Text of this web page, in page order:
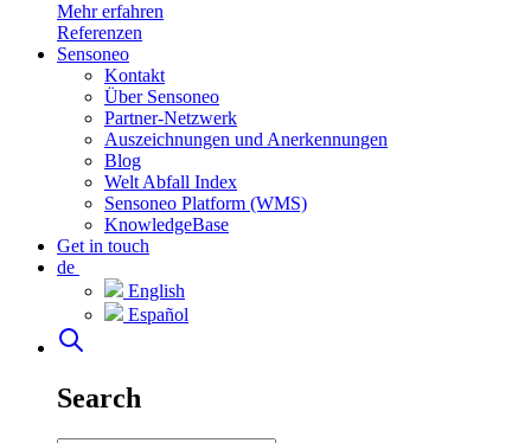
Mehr erfahren
Referenzen
Sensoneo
Kontakt
Über Sensoneo
Partner-Netzwerk
Auszeichnungen und Anerkennungen
Blog
Welt Abfall Index
Sensoneo Platform (WMS)
KnowledgeBase
Get in touch
de
English
Español
Search